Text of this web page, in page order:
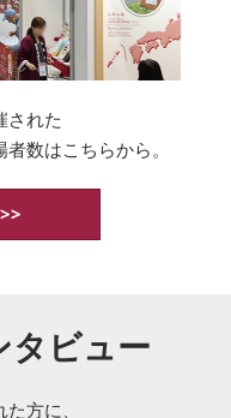
された
数はこちらから。
タビュー
方に、